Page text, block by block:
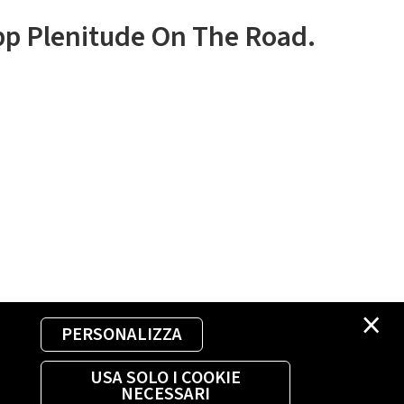
×
PERSONALIZZA
USA SOLO I COOKIE
NECESSARI
Plenitude On The Road.